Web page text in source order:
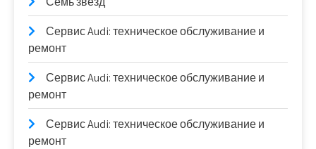
Сервис Audi: техническое обслуживание и
ремонт
Сервис Audi: техническое обслуживание и
ремонт
Сервис Audi: техническое обслуживание и
ремонт